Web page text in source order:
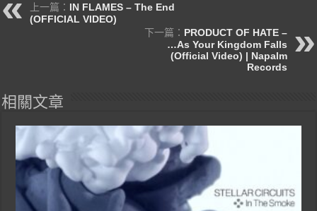
上一篇： IN FLAMES – The End
(OFFICIAL VIDEO)
下一篇： PRODUCT OF HATE –
…As Your Kingdom Falls
(Official Video) | Napalm
Records
相關文章